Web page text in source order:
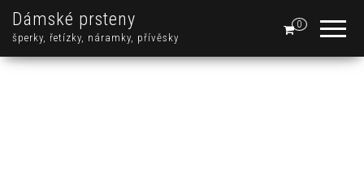
Dámské prsteny
šperky, řetízky, náramky, přívěsky
0